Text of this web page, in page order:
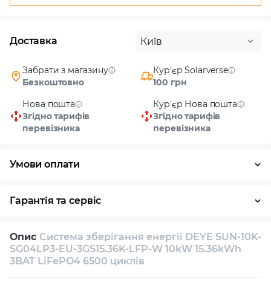
Доставка Київ
Забрати з магазину
Безкоштовно
Кур'єр Solarverse
100 грн
Нова пошта
Згідно тарифів
перевізника
Кур'єр Нова пошта
Згідно тарифів
перевізника
Умови оплати
Гарантія та сервіс
Власний сервісний центр Технічна підтримка
Консультація
Опис Система зберігання енергії DEYE SUN-10K-
SG04LP3-EU-3GS15.36K-LFP-W 10kW 15.36kWh
3BAT LiFePO4 6500 циклів